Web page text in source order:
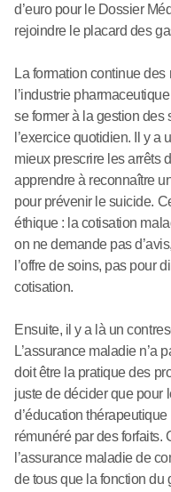
d’euro pour le Dossier
rejoindre le placard des
La formation continue
l’industrie
se former à la gestion
l’exercice quotidien. Il y
mieux prescrire les arrêts
apprendre à reconnaître
pour prévenir le suicide.
éthique : la cotisation
on ne demande pas
l’offre de soins, pas pour
cotisation.
Ensuite, il y a là un
L’assurance maladie n’a
doit être la pratique des
juste de décider que pour
d’éducation
rémunéré par des forfaits.
l’assurance maladie de
de tous que la fonction du